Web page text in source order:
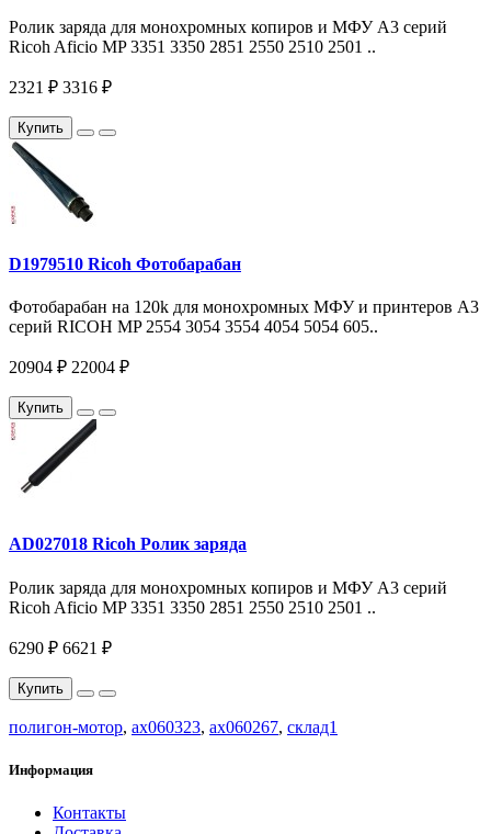
Ролик заряда для монохромных копиров и МФУ A3 серий
Ricoh Aficio MP 3351 3350 2851 2550 2510 2501 ..
2321 ₽ 3316 ₽
Купить
D1979510 Ricoh Фотобарабан
Фотобарабан на 120k для монохромных МФУ и принтеров A3
серий RICOH MP 2554 3054 3554 4054 5054 605..
20904 ₽ 22004 ₽
Купить
AD027018 Ricoh Ролик заряда
Ролик заряда для монохромных копиров и МФУ A3 серий
Ricoh Aficio MP 3351 3350 2851 2550 2510 2501 ..
6290 ₽ 6621 ₽
Купить
полигон-мотор, ax060323, ax060267, склад1
Информация
Контакты